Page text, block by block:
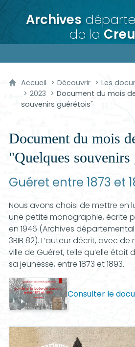
Archives
de la
Accueil Découvrir
Les
2023
Document du mois
souvenirs guérétois"
Document du mois
"Quelques souvenirs
Guéret entre 1873 et
Nous avons choisi de mettre en
une petite monographie, écrite
en 1946 (Archives
3BIB 82). L’auteur décrit, avec
ville de Guéret, telle qu’elle était
sa jeunesse, entre 1873 et 1893.
Consulter le